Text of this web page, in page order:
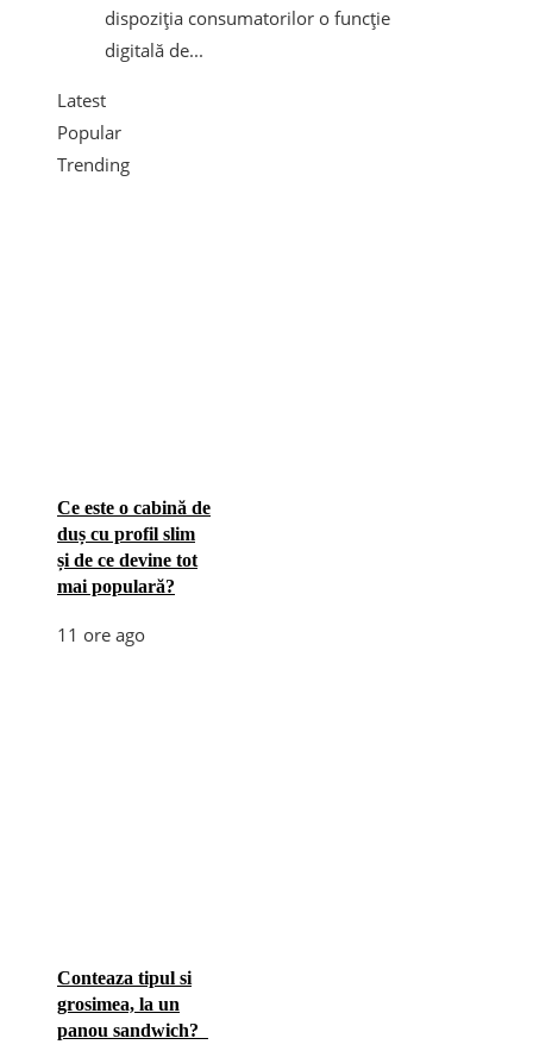
dispoziția consumatorilor o funcție
digitală de...
Latest
Popular
Trending
Ce este o cabină de
duș cu profil slim
și de ce devine tot
mai populară?
11 ore ago
Conteaza tipul si
grosimea, la un
panou sandwich?